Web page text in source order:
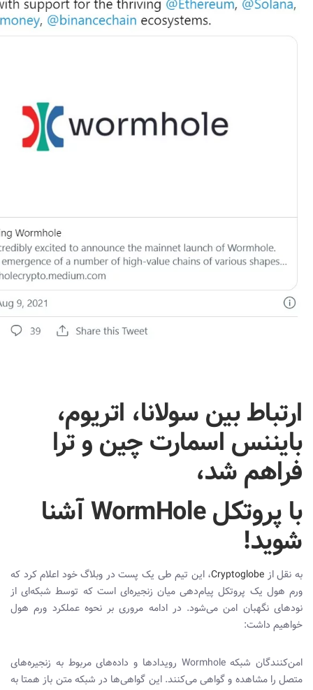
ارتباط بینسولانا، اتریوم،
بایننس اسمارت چین وترا
فراهم شد،
با پروتکلWormHoleآشنا
شوید!
به نقل از Cryptoglobe، این تیم طی یک پست در وبلاگ خود اعلام کرد که
ورم هول یک پروتکل پیام‌دهی میان زنجیره‌ای است که توسط شبکه‌ای از
نودهای نگهبان امن می‌شود. در ادامه مروری بر نحوه عملکرد ورم هول
خواهیم داشت:
امن‌کنندگان شبکه Wormhole رویدادها و داده‌های مربوط به زنجیره‌های
متصل را مشاهده و گواهی می‌کنند. این گواهی‌ها در شبکه متن باز همتا به